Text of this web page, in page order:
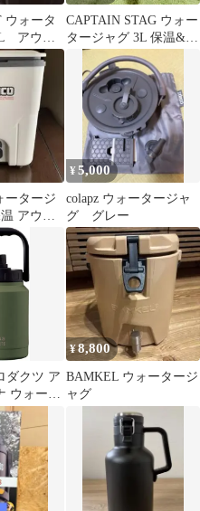
ォータ
アウト
ズ
CAPTAIN STAG ウォー
タージャグ 3L 保温&保
冷 UE-2025
ータージ
アウト
¥5,000
colapz ウォータージャ
グ グレー
ダクツ ア
ウォータ
¥8,800
BAMKEL ウォータージ
ャグ